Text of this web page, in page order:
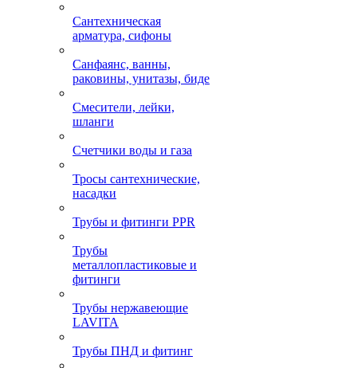
Сантехническая
арматура, сифоны
Санфаянс, ванны,
раковины, унитазы, биде
Смесители, лейки,
шланги
Счетчики воды и газа
Тросы сантехнические,
насадки
Трубы и фитинги PPR
Трубы
металлопластиковые и
фитинги
Трубы нержавеющие
LAVITA
Трубы ПНД и фитинг